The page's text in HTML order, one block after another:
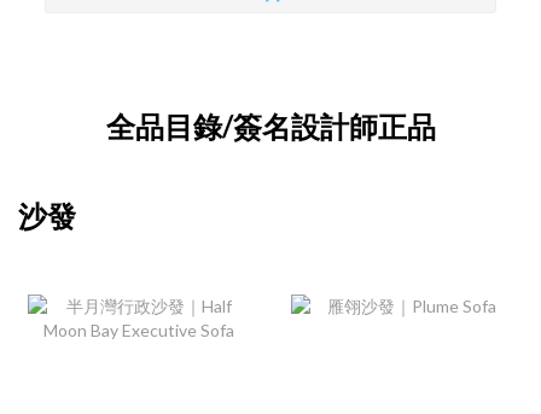
全品目錄/簽名設計師正品
沙發